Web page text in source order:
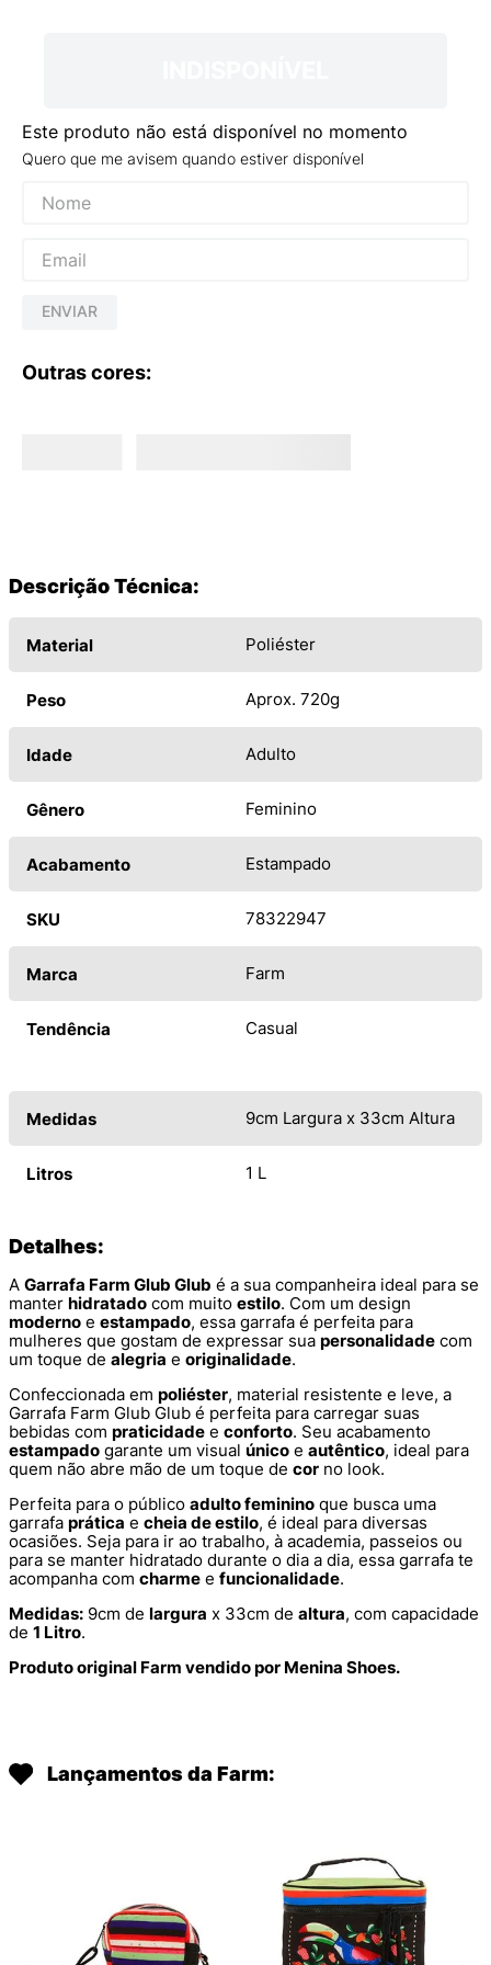
Este produto não está disponível no momento
Quero que me avisem quando estiver disponível
ENVIAR
Outras cores:
Descrição Técnica:
Material Poliéster
Peso Aprox. 720g
Idade Adulto
Gênero Feminino
Acabamento Estampado
SKU 78322947
Marca Farm
Tendência Casual
Medidas 9cm Largura x 33cm Altura
Litros 1 L
Detalhes:
A Garrafa Farm Glub Glub é a sua companheira ideal para se
manter hidratado com muito estilo. Com um design
moderno e estampado, essa garrafa é perfeita para
mulheres que gostam de expressar sua personalidade com
um toque de alegria e originalidade.
Confeccionada em poliéster, material resistente e leve, a
Garrafa Farm Glub Glub é perfeita para carregar suas
bebidas com praticidade e conforto. Seu acabamento
estampado garante um visual único e autêntico, ideal para
quem não abre mão de um toque de cor no look.
Perfeita para o público adulto feminino que busca uma
garrafa prática e cheia de estilo, é ideal para diversas
ocasiões. Seja para ir ao trabalho, à academia, passeios ou
para se manter hidratado durante o dia a dia, essa garrafa te
acompanha com charme e funcionalidade.
Medidas: 9cm de largura x 33cm de altura, com capacidade
de 1 Litro.
Produto original Farm vendido por Menina Shoes.
Lançamentos da Farm: